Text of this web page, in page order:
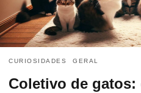
CURIOSIDADES GERAL
Coletivo de gatos: